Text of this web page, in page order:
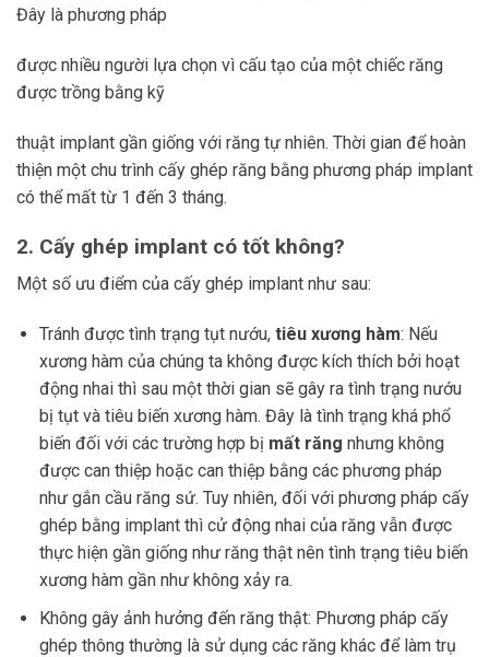
Đây là phương pháp
được nhiều người lựa chọn vì cấu tạo của một chiếc răng
được trồng bằng kỹ
thuật implant gần giống với răng tự nhiên. Thời gian để hoàn
thiện một chu trình cấy ghép răng bằng phương pháp implant
có thể mất từ 1 đến 3 tháng.
2. Cấy ghép implant có tốt không?
Một số ưu điểm của cấy ghép implant như sau:
Tránh được tình trạng tụt nướu, tiêu xương hàm: Nếu
xương hàm của chúng ta không được kích thích bởi hoạt
động nhai thì sau một thời gian sẽ gây ra tình trạng nướu
bị tụt và tiêu biến xương hàm. Đây là tình trạng khá phổ
biến đối với các trường hợp bị mất răng nhưng không
được can thiệp hoặc can thiệp bằng các phương pháp
như gắn cầu răng sứ. Tuy nhiên, đối với phương pháp cấy
ghép bằng implant thì cử động nhai của răng vẫn được
thực hiện gần giống như răng thật nên tình trạng tiêu biến
xương hàm gần như không xảy ra.
Không gây ảnh hưởng đến răng thật: Phương pháp cấy
ghép thông thường là sử dụng các răng khác để làm trụ